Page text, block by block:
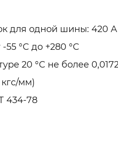
для одной шины: 420 А
55 °С до +280 °С
20 °С не более
мм)
434-78